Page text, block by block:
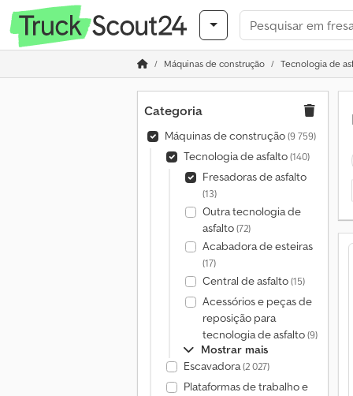
Máquinas de construção Tecnologia de
Categoria
Máquinas de construção(9 759)
Tecnologia de asfalto(140)
Fresadoras de asfalto
(13)
Outra tecnologia de
asfalto(72)
Acabadora de esteiras
(17)
Central de asfalto(15)
Acessórios e peças de
reposição para
tecnologia de asfalto(9)
Mostrar mais
Escavadora(2 027)
Plataformas de trabalho e